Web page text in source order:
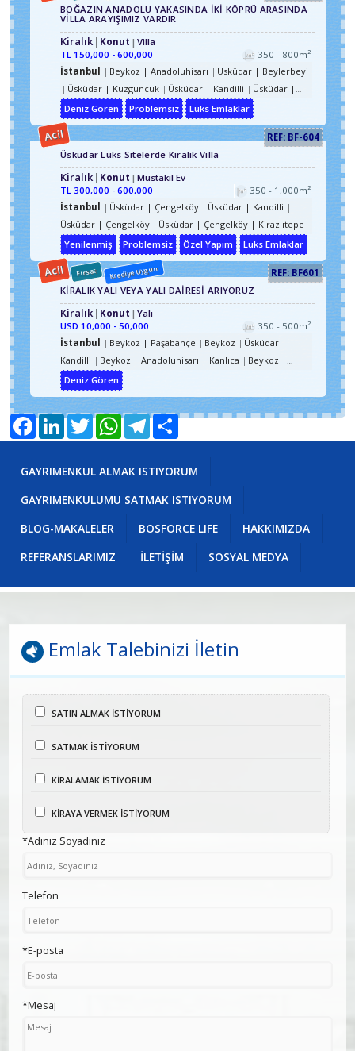
BOĞAZIN ANADOLU YAKASINDA İKİ KÖPRÜ ARASINDA
VİLLA ARAYIŞIMIZ VARDIR
Kiralık Konut Villa
TL 150,000 - 600,000
350 - 800m²
İstanbul
Beykoz | Anadoluhisarı
Üsküdar | Beylerbeyi
Üsküdar | Kuzguncuk
Üsküdar | Kandilli
Üsküdar |
Çengelköy
Üsküdar | Beylerbeyi
Üsküdar | Çengelköy
Üsküdar | Kandilli | Küçüksu
Beykoz | Anadoluhisarı |
Kavacık
Üsküdar | Kandilli
Deniz Gören Problemsiz Luks Emlaklar
Acil
Üsküdar Lüks Sitelerde Kiralık Villa
Kiralık Konut Müstakil Ev
REF: BF-604
TL 300,000 - 600,000
350 - 1,000m²
İstanbul
Üsküdar | Çengelköy
Üsküdar | Kandilli
Üsküdar | Çengelköy
Üsküdar | Çengelköy | Kirazlıtepe
Yenilenmiş
Problemsiz Özel Yapım Luks Emlaklar
Acil Fırsat Krediye Uygun
KİRALIK YALI VEYA YALI DAİRESİ ARIYORUZ
Kiralık Konut Yalı
REF: BF601
USD 10,000 - 50,000
350 - 500m²
İstanbul
Beykoz | Paşabahçe Beykoz
Üsküdar |
Kandilli
Beykoz | Anadoluhisarı | Kanlıca
Beykoz |
Anadoluhisarı
Beylerbeyi
Üsküdar | Kuzguncuk
Beykoz | Merkez
Beykoz | Gümüşsuyu
Beykoz | Paşabahçe | İncirköy
Beykoz | Paşabahçe
Beykoz | Çubuklu
Anadolu Hisarı
Beykoz | Göksu
Çengelköy
Üsküdar | Beylerbeyi
Üsküdar | Kuzguncuk
Bağlarbaşı | İcadiye
Üsküdar | Fıstıkağacı | İcadiye
Üsküdar | Merkez | İcadiye
Deniz Gören
GAYRIMENKUL ALMAK ISTIYORUM
GAYRIMENKULUMU SATMAK ISTIYORUM
BLOG-MAKALELER
BOSFORCE LIFE
HAKKIMIZDA
REFERANSLARIMIZ
İLETİŞİM SOSYAL MEDYA
Emlak Talebinizi İletin
SATIN ALMAK İSTİYORUM
SATMAK İSTİYORUM
KİRALAMAK İSTİYORUM
KİRAYA VERMEK İSTİYORUM
*Adınız Soyadınız
Telefon
*E-posta
*Mesaj
FacebookLinkedInTwitterWhatsAppTelegramShare